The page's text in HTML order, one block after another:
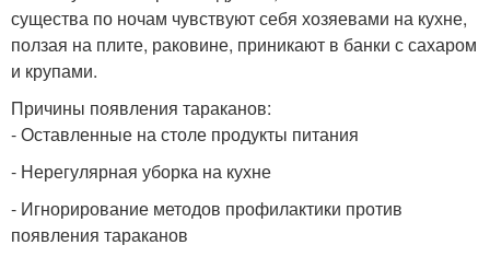
существа по ночам чувствуют себя хозяевами на кухне,
ползая на плите, раковине, приникают в банки с сахаром
и крупами.
Причины появления тараканов:
- Оставленные на столе продукты питания
- Нерегулярная уборка на кухне
- Игнорирование методов профилактики против
появления тараканов